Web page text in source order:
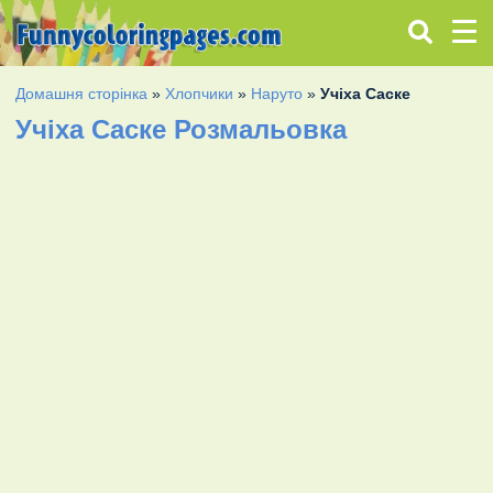
Домашня сторінка » Хлопчики » Наруто »Учіха Саске
Учіха Саске Розмальовка